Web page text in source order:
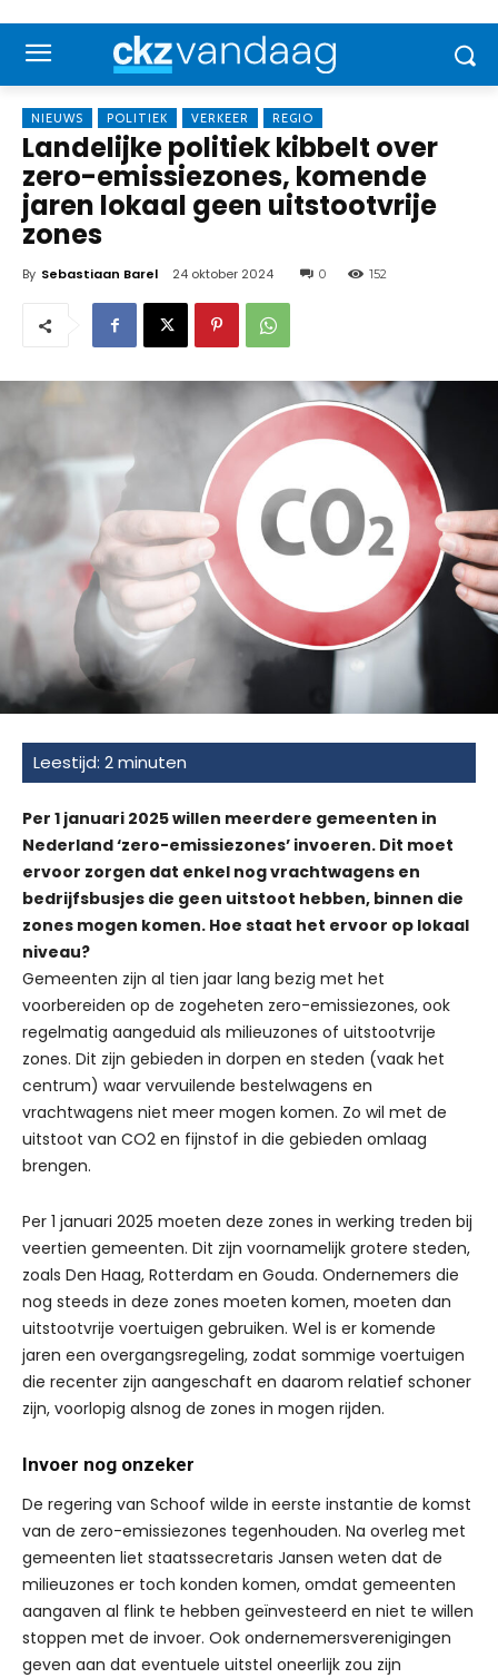
NIEUWS POLITIEK VERKEER REGIO
Landelijke politiek kibbelt over
zero-emissiezones, komende
jaren lokaal geen uitstootvrije
zones
By Sebastiaan Barel 24 oktober 2024 0 152
Per 1 januari 2025 willen meerdere gemeenten in
Nederland ‘zero-emissiezones’ invoeren. Dit moet
ervoor zorgen dat enkel nog vrachtwagens en
bedrijfsbusjes die geen uitstoot hebben, binnen die
zones mogen komen. Hoe staat het ervoor op lokaal
niveau?
Gemeenten zijn al tien jaar lang bezig met het
voorbereiden op de zogeheten zero-emissiezones, ook
regelmatig aangeduid als milieuzones of uitstootvrije
zones. Dit zijn gebieden in dorpen en steden (vaak het
centrum) waar vervuilende bestelwagens en
vrachtwagens niet meer mogen komen. Zo wil met de
uitstoot van CO2 en fijnstof in die gebieden omlaag
brengen.
Per 1 januari 2025 moeten deze zones in werking treden bij
veertien gemeenten. Dit zijn voornamelijk grotere steden,
zoals Den Haag, Rotterdam en Gouda. Ondernemers die
nog steeds in deze zones moeten komen, moeten dan
uitstootvrije voertuigen gebruiken. Wel is er komende
jaren een overgangsregeling, zodat sommige voertuigen
die recenter zijn aangeschaft en daarom relatief schoner
zijn, voorlopig alsnog de zones in mogen rijden.
Invoer nog onzeker
De regering van Schoof wilde in eerste instantie de komst
van de zero-emissiezones tegenhouden. Na overleg met
gemeenten liet staatssecretaris Jansen weten dat de
milieuzones er toch konden komen, omdat gemeenten
aangaven al flink te hebben geïnvesteerd en niet te willen
stoppen met de invoer. Ook ondernemersverenigingen
geven aan dat eventuele uitstel oneerlijk zou zijn